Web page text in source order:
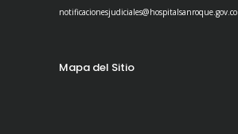
notificacionesjudiciales@hospitalsanroque.gov.co
Mapa del Sitio